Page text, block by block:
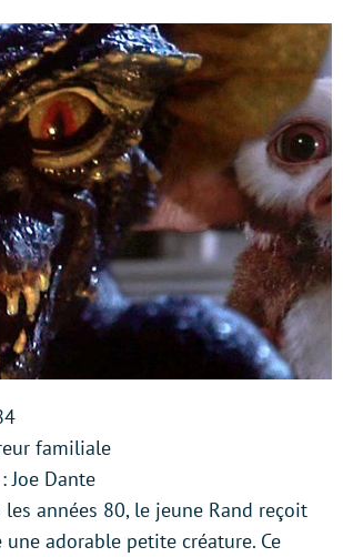
familiale
Joe Dante
les années 80, le jeune Rand reçoit
une adorable petite créature. Ce